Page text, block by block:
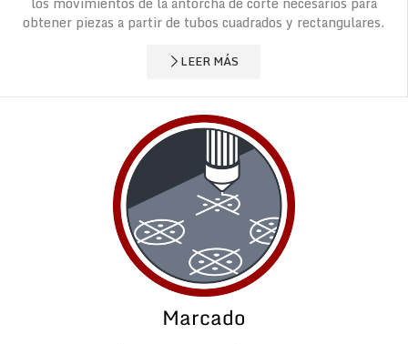
obtener piezas a partir de tubos cuadrados y rectangulares.
LEER MÁS
Marcado